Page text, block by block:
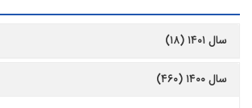
سال ۱۴۰۱ (۱۸)
سال ۱۴۰۰ (۴۶۰)